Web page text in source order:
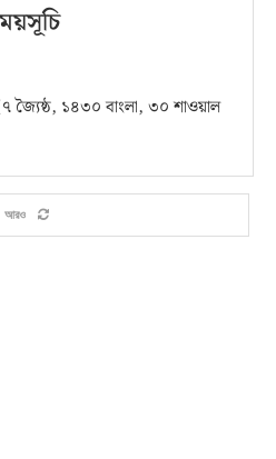
১৪৩০ বাংলা, ৩০ শাওয়াল
আরও